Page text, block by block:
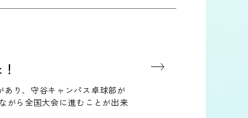
あり、守谷キャンパス卓球部が
がら全国大会に進むことが出来